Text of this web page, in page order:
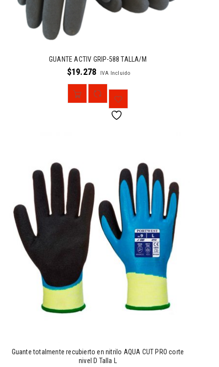
GUANTE ACTIV GRIP-588 TALLA/M
$19.278 IVA Incluido
Guante totalmente recubierto en nitrilo AQUA CUT PRO corte
nivel D Talla L